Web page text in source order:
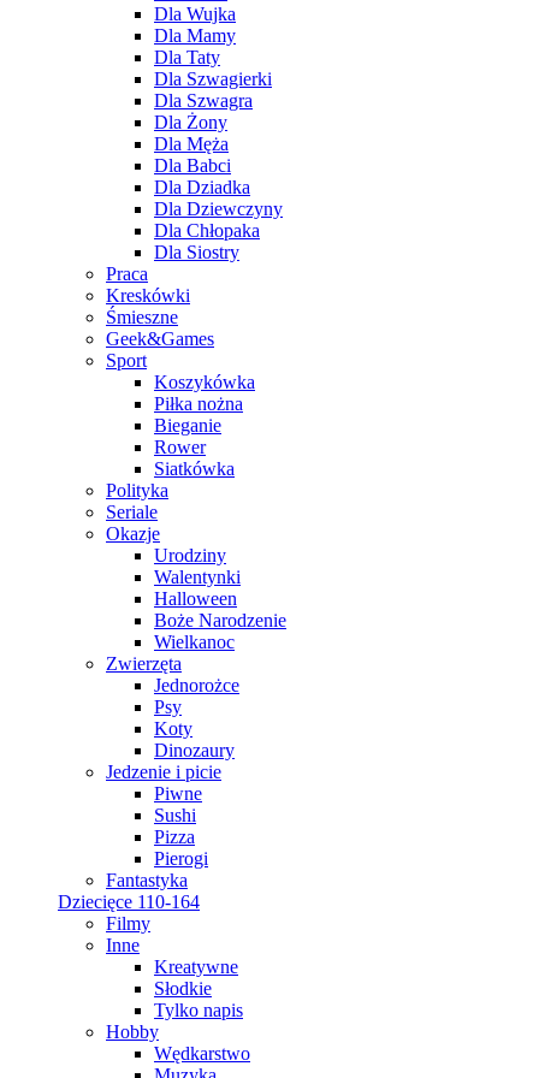
Dla Wujka
Dla Mamy
Dla Taty
Dla Szwagierki
Dla Szwagra
Dla Żony
Dla Męża
Dla Babci
Dla Dziadka
Dla Dziewczyny
Dla Chłopaka
Dla Siostry
Praca
Kreskówki
Śmieszne
Geek&Games
Sport
Koszykówka
Piłka nożna
Bieganie
Rower
Siatkówka
Polityka
Seriale
Okazje
Urodziny
Walentynki
Halloween
Boże Narodzenie
Wielkanoc
Zwierzęta
Jednorożce
Psy
Koty
Dinozaury
Jedzenie i picie
Piwne
Sushi
Pizza
Pierogi
Fantastyka
Dziecięce 110-164
Filmy
Inne
Kreatywne
Słodkie
Tylko napis
Hobby
Wędkarstwo